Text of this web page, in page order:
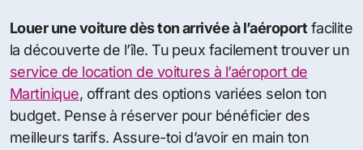
Louer une voiture dès ton arrivée à l’aéroport facilite
la découverte de l’île. Tu peux facilement trouver un
service de location de voitures à l’aéroport de
Martinique, offrant des options variées selon ton
budget. Pense à réserver pour bénéficier des
meilleurs tarifs. Assure-toi d’avoir en main ton